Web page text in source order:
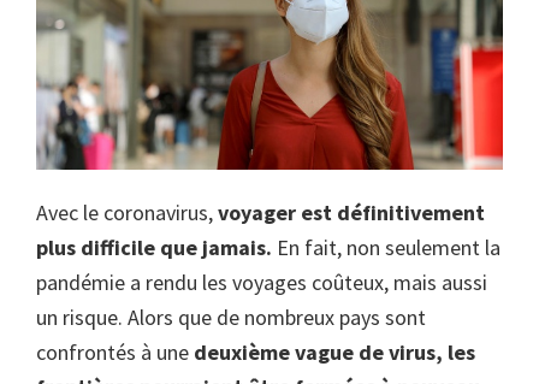
Avec le coronavirus,voyager est définitivement
plus difficile que jamais. En fait, non seulement la
pandémie a rendu les voyages coûteux, mais aussi
un risque. Alors que de nombreux pays sont
confrontés à une deuxième vague de virus, les